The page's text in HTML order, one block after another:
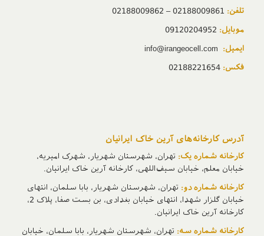
تلفن: 02188009861 – 02188009862
موبایل:
ایمیل:
فکس: 02188221654
آدرس‌ کارخانه‌های آرین خاک ایرانیان
کارخانه شماره یک: تهران، شهرستان شهریار، شهرک امیریه،
خیابان معلم، خیابان سیف‌اللهی، کارخانه آرین خاک ایرانیان.
کارخانه شماره دو: تهران، شهرستان شهریار، بابا سلمان، انتهای
خیابان گلزار شهدا، انتهای خیابان بغدادی، بن بست صفا، پلاک 2،
کارخانه آرین خاک ایرانیان.
کارخانه شماره سه: تهران، شهرستان شهریار، بابا سلمان، خیابان